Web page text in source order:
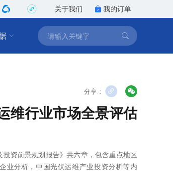
关于我们 我的订单
分享：
行业市场全景评估
资前景规划报告》共六章，包含重点地区
业分析，中国光伏运维产业投资分析等内